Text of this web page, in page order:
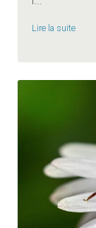
Lire la suite